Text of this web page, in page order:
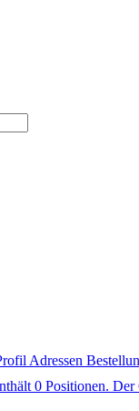
Adressen
0 Positionen. Der